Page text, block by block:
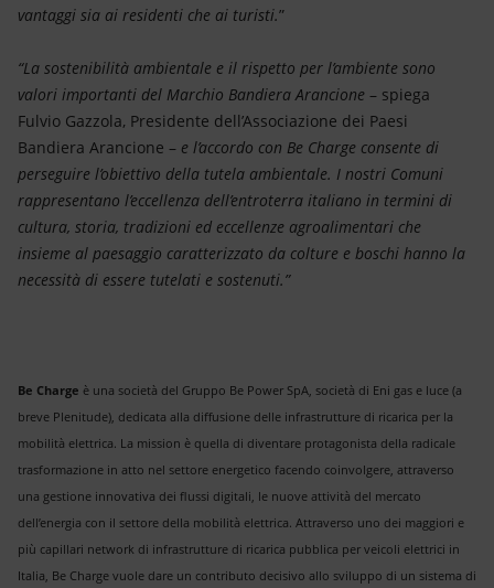
vantaggi sia ai residenti che ai turisti.”
“La sostenibilità ambientale e il rispetto per l’ambiente sono
valori importanti del Marchio Bandiera Arancione – spiega
Fulvio Gazzola, Presidente dell’Associazione dei Paesi
Bandiera Arancione – e l’accordo con Be Charge consente di
perseguire l’obiettivo della tutela ambientale. I nostri Comuni
rappresentano l’eccellenza dell’entroterra italiano in termini di
cultura, storia, tradizioni ed eccellenze agroalimentari che
insieme al paesaggio caratterizzato da colture e boschi hanno la
necessità di essere tutelati e sostenuti.”
Be Charge è una società del Gruppo Be Power SpA, società di Eni gas e luce (a
breve Plenitude), dedicata alla diffusione delle infrastrutture di ricarica per la
mobilità elettrica. La mission è quella di diventare protagonista della radicale
trasformazione in atto nel settore energetico facendo coinvolgere, attraverso
una gestione innovativa dei flussi digitali, le nuove attività del mercato
dell’energia con il settore della mobilità elettrica. Attraverso uno dei maggiori e
più capillari network di infrastrutture di ricarica pubblica per veicoli elettrici in
Italia, Be Charge vuole dare un contributo decisivo allo sviluppo di un sistema di